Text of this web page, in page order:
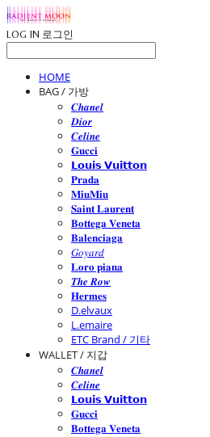
LOG IN 로그인
HOME
BAG / 가방
𝑪𝒉𝒂𝒏𝒆𝒍
𝑫𝒊𝒐𝒓
𝑪𝒆𝒍𝒊𝒏𝒆
𝐆𝐮𝐜𝐜𝐢
𝗟𝗼𝘂𝗶𝘀 𝗩𝘂𝗶𝘁𝘁𝗼𝗻
𝐏𝐫𝐚𝐝𝐚
𝐌𝐢𝐮𝐌𝐢𝐮
𝐒𝐚𝐢𝐧𝐭 𝐋𝐚𝐮𝐫𝐞𝐧𝐭
𝐁𝐨𝐭𝐭𝐞𝐠𝐚 𝐕𝐞𝐧𝐞𝐭𝐚
𝐁𝐚𝐥𝐞𝐧𝐜𝐢𝐚𝐠𝐚
𝐺𝑜𝑦𝑎𝑟𝑑
𝐋𝐨𝐫𝐨 𝐩𝐢𝐚𝐧𝐚
𝑻𝒉𝒆 𝑹𝒐𝒘
𝐇𝐞𝐫𝐦𝐞𝐬
D.elvaux
L.emaire
ETC Brand / 기타
WALLET / 지갑
𝑪𝒉𝒂𝒏𝒆𝒍
𝑪𝒆𝒍𝒊𝒏𝒆
𝗟𝗼𝘂𝗶𝘀 𝗩𝘂𝗶𝘁𝘁𝗼𝗻
𝐆𝐮𝐜𝐜𝐢
𝐁𝐨𝐭𝐭𝐞𝐠𝐚 𝐕𝐞𝐧𝐞𝐭𝐚